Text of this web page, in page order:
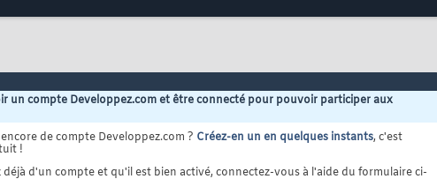
un compte Developpez.com et être connecté pour pouvoir participer aux
de compte Developpez.com ? Créez-en un en quelques instants, c'est
!
déjà d'un compte et qu'il est bien activé, connectez-vous à l'aide du formulaire ci-